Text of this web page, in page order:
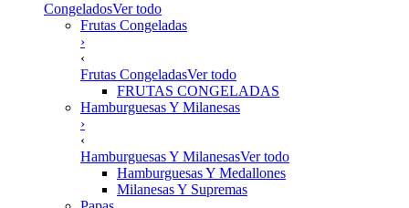
CongeladosVer todo
Frutas Congeladas
›
‹
Frutas CongeladasVer todo
FRUTAS CONGELADAS
Hamburguesas Y Milanesas
›
‹
Hamburguesas Y MilanesasVer todo
Hamburguesas Y Medallones
Milanesas Y Supremas